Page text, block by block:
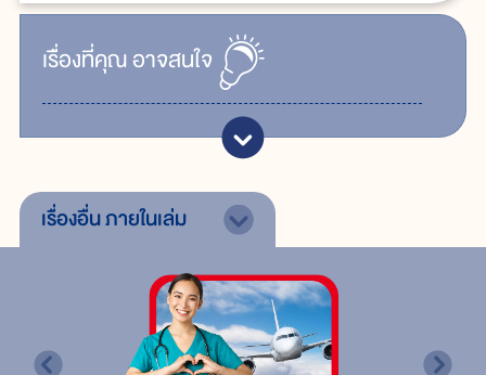
เรื่ิองที่คุณอาจสนใจ
เรื่องอื่นภายในเล่ม